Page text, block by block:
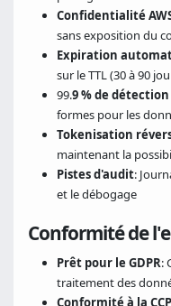
Confidentialité
sans exposition du
Expiration
sur le TTL (30 à 90
99.9 % de détection
formes pour les
Tokenisation
maintenant la
Pistes d'audit:
et le débogage
Conformité de
Prêt pour le GDPR:
traitement des
Conformité à la